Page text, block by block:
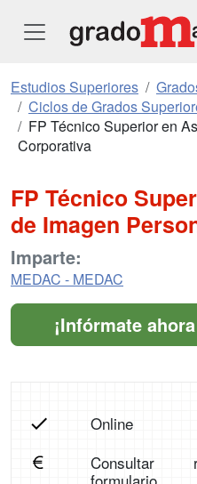
Estudios Superiores
Ciclos de Grados
FP Técnico Superior en
Corporativa
FP Técnico
de Imagen
Imparte:
MEDAC - MEDAC
¡Infórmate
Online
Consultar